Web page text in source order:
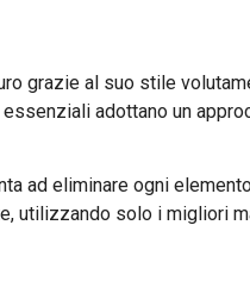
grazie al suo stile
adottano un
ad eliminare ogni
utilizzando solo i migliori